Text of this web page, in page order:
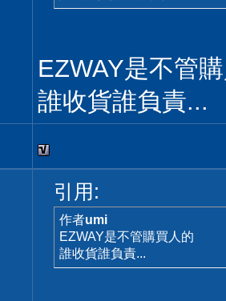
EZWAY是不管
誰收貨誰負責...
引用:
作者umi
EZWAY是不管購買人的
誰收貨誰負責...